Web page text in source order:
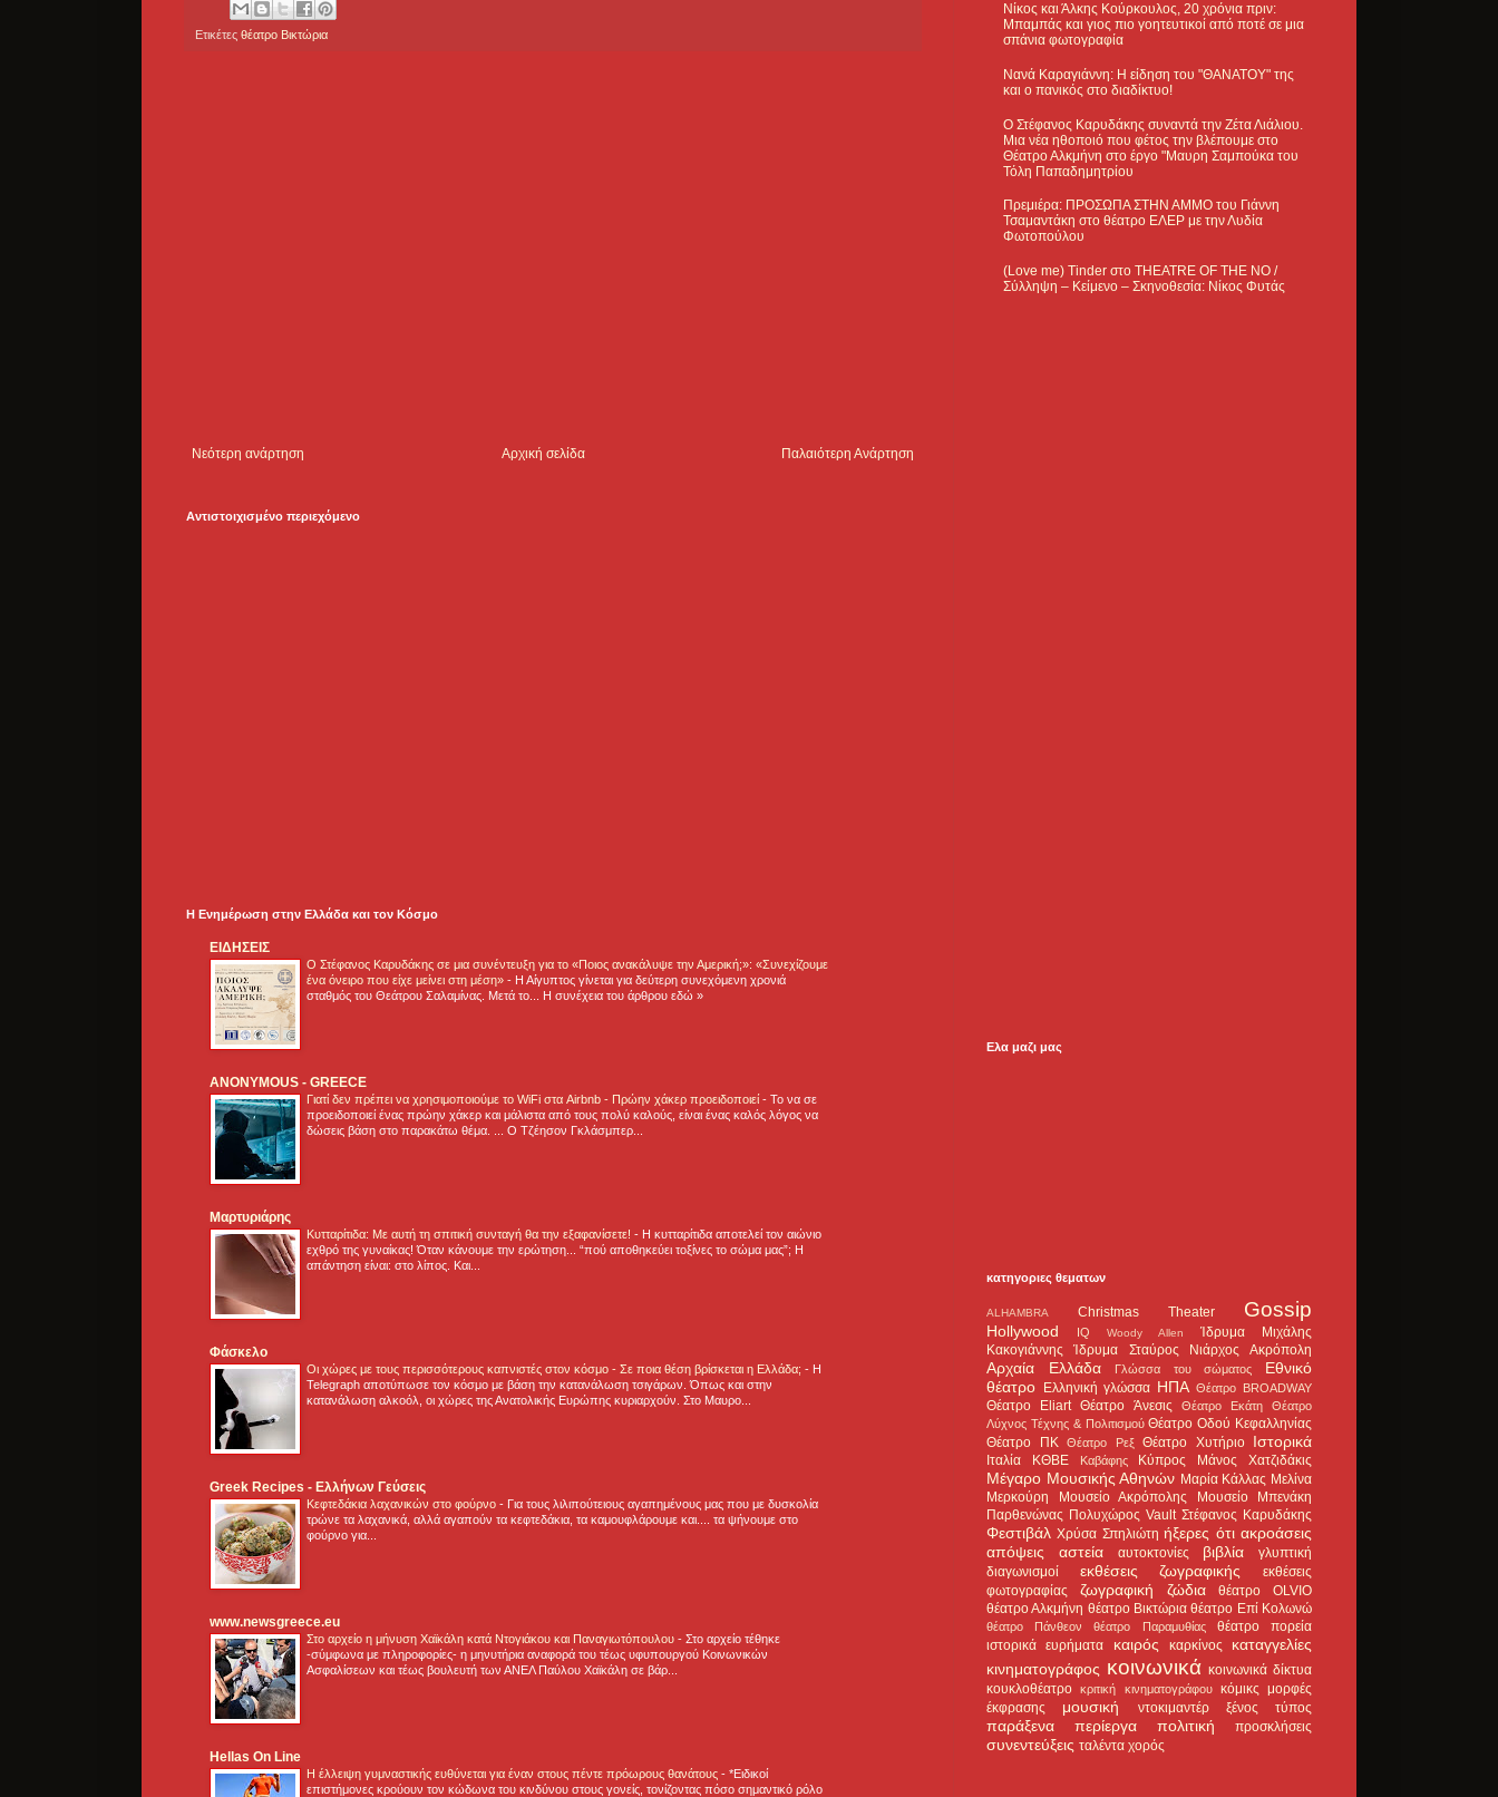
Ετικέτες θέατρο Βικτώρια
Νεότερη ανάρτηση Παλαιότερη Ανάρτηση
Αρχική σελίδα
Αντιστοιχισμένο περιεχόμενο
Η Ενημέρωση στην Ελλάδα και τoν Κόσμο
ΕΙΔΗΣΕΙΣ
Ο Στέφανος Καρυδάκης σε μια συνέντευξη για το «Ποιος ανακάλυψε την Αμερική;»: «Συνεχίζουμε
ένα όνειρο που είχε μείνει στη μέση» - Η Αίγυπτος γίνεται για δεύτερη συνεχόμενη χρονιά
σταθμός του Θεάτρου Σαλαμίνας. Μετά το... Η συνέχεια του άρθρου εδώ »
ANONYMOUS - GREECE
Γιατί δεν πρέπει να χρησιμοποιούμε το WiFi στα Airbnb - Πρώην χάκερ προειδοποιεί- Το να σε
προειδοποιεί ένας πρώην χάκερ και μάλιστα από τους πολύ καλούς, είναι ένας καλός λόγος να
δώσεις βάση στο παρακάτω θέμα. ... Ο Τζέησον Γκλάσμπερ...
Μαρτυριάρης
Κυτταρίτιδα: Με αυτή τη σπιτική συνταγή θα την εξαφανίσετε! - H κυτταρίτιδα αποτελεί τον αιώνιο
εχθρό της γυναίκας! Όταν κάνουμε την ερώτηση... “πού αποθηκεύει τοξίνες το σώμα μας”; Η
απάντηση είναι: στο λίπος. Και...
Φάσκελο
Οι χώρες με τους περισσότερους καπνιστές στον κόσμο - Σε ποια θέση βρίσκεται η Ελλάδα; - Η
Telegraph αποτύπωσε τον κόσμο με βάση την κατανάλωση τσιγάρων. Όπως και στην
κατανάλωση αλκοόλ, οι χώρες της Ανατολικής Ευρώπης κυριαρχούν. Στο Μαυρο...
Greek Recipes - Ελλήνων Γεύσεις
Κεφτεδάκια λαχανικών στο φούρνο - Για τους λιλιπούτειους αγαπημένους μας που με δυσκολία
τρώνε τα λαχανικά, αλλά αγαπούν τα κεφτεδάκια, τα καμουφλάρουμε και.... τα ψήνουμε στο
φούρνο για...
www.newsgreece.eu
Στο αρχείο η μήνυση Χαϊκάλη κατά Ντογιάκου και Παναγιωτόπουλου - Στο αρχείο τέθηκε
-σύμφωνα με πληροφορίες- η μηνυτήρια αναφορά του τέως υφυπουργού Κοινωνικών
Ασφαλίσεων και τέως βουλευτή των ΑΝΕΛ Παύλου Χαϊκάλη σε βάρ...
Hellas On Line
Η έλλειψη γυμναστικής ευθύνεται για έναν στους πέντε πρόωρους θανάτους - *Ειδικοί
επιστήμονες κρούουν τον κώδωνα του κινδύνου στους γονείς, τονίζοντας πόσο σημαντικό ρόλο
Νίκος και Άλκης Κούρκουλος, 20 χρόνια πριν:
Μπαμπάς και γιος πιο γοητευτικοί από ποτέ σε μια
σπάνια φωτογραφία
Νανά Καραγιάννη: Η είδηση του "ΘΑΝΑΤΟΥ" της
και ο πανικός στο διαδίκτυο!
Ο Στέφανος Καρυδάκης συναντά την Ζέτα Λιάλιου.
Μια νέα ηθοποιό που φέτος την βλέπουμε στο
Θέατρο Αλκμήνη στο έργο "Μαυρη Σαμπούκα του
Τόλη Παπαδημητρίου
Πρεμιέρα: ΠΡΟΣΩΠΑ ΣΤΗΝ ΑΜΜΟ του Γιάννη
Τσαμαντάκη στο θέατρο ΕΛΕΡ με την Λυδία
Φωτοπούλου
(Love me) Tinder στο THEATRE OF THE NO /
Σύλληψη – Κείμενο – Σκηνοθεσία: Νίκος Φυτάς
Ελα μαζι μας
κατηγοριες θεματων
ALHAMBRA Christmas Theater Gossip
Hollywood IQ Woody Allen
Ίδρυμα Μιχάλης
Κακογιάννης
Ίδρυμα Σταύρος Νιάρχος Ακρόπολη
Αρχαία Ελλάδα Γλώσσα του σώματος
Εθνικό
θέατρο Ελληνική γλώσσα ΗΠΑ Θέατρο BROADWAY
Θέατρο Eliart Θέατρο Άνεσις Θέατρο Εκάτη
Θέατρο
Λύχνος Τέχνης & Πολιτισμού Θέατρο Οδού Κεφαλληνίας
Θέατρο ΠΚ
Θέατρο Ρεξ Θέατρο Χυτήριο Ιστορικά
Ιταλία ΚΘΒΕ Καβάφης Κύπρος Μάνος Χατζιδάκις
Μέγαρο Μουσικής Αθηνών Μαρία Κάλλας Μελίνα
Μερκούρη
Μουσείο Ακρόπολης
Μουσείο Μπενάκη
Παρθενώνας Πολυχώρος Vault Στέφανος Καρυδάκης
Φεστιβάλ Χρύσα Σπηλιώτη ήξερες ότι ακροάσεις
απόψεις
αστεία αυτοκτονίες βιβλία
γλυπτική
διαγωνισμοί
εκθέσεις ζωγραφικής
εκθέσεις
φωτογραφίας
ζωγραφική ζώδια
θέατρο OLVIO
θέατρο Αλκμήνη θέατρο Βικτώρια θέατρο Επί Κολωνώ
θέατρο Πάνθεον θέατρο Παραμυθίας
θέατρο πορεία
ιστορικά ευρήματα
καιρός καρκίνος
καταγγελίες
κινηματογράφος κοινωνικά κοινωνικά δίκτυα
κουκλοθέατρο
κριτική κινηματογράφου κόμικς μορφές
έκφρασης
μουσική ντοκιμαντέρ ξένος τύπος
παράξενα περίεργα πολιτική προσκλήσεις
συνεντεύξεις ταλέντα χορός